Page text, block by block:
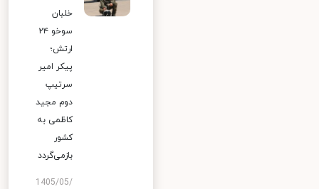
خلبان
سوخو ۲۴
ارتش؛
پیکر امیر
سرتیپ
دوم مجید
کاظمی به
کشور
بازمی‌گردد
1405/05/